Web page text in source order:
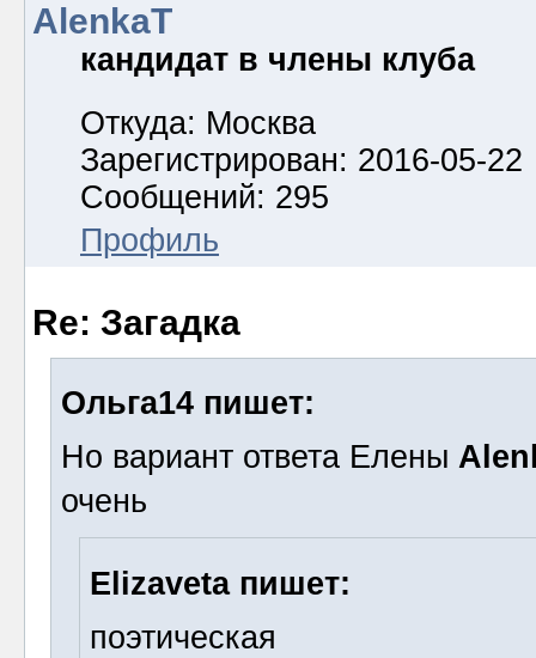
AlenkaT
кандидат в члены клуба
Откуда: Москва
Зарегистрирован: 2016-05-22
Сообщений: 295
Профиль
Re: Загадка
Ольга14 пишет:
Но вариант ответа Елены
очень
Elizaveta пишет:
поэтическая